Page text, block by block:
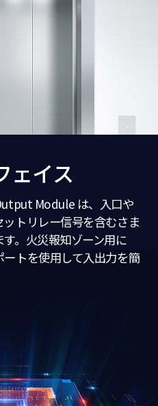
ェイス
Module は、入口や
トリレー信号を含むさま
。火災報知ゾーン用に
トを使用して入出力を簡